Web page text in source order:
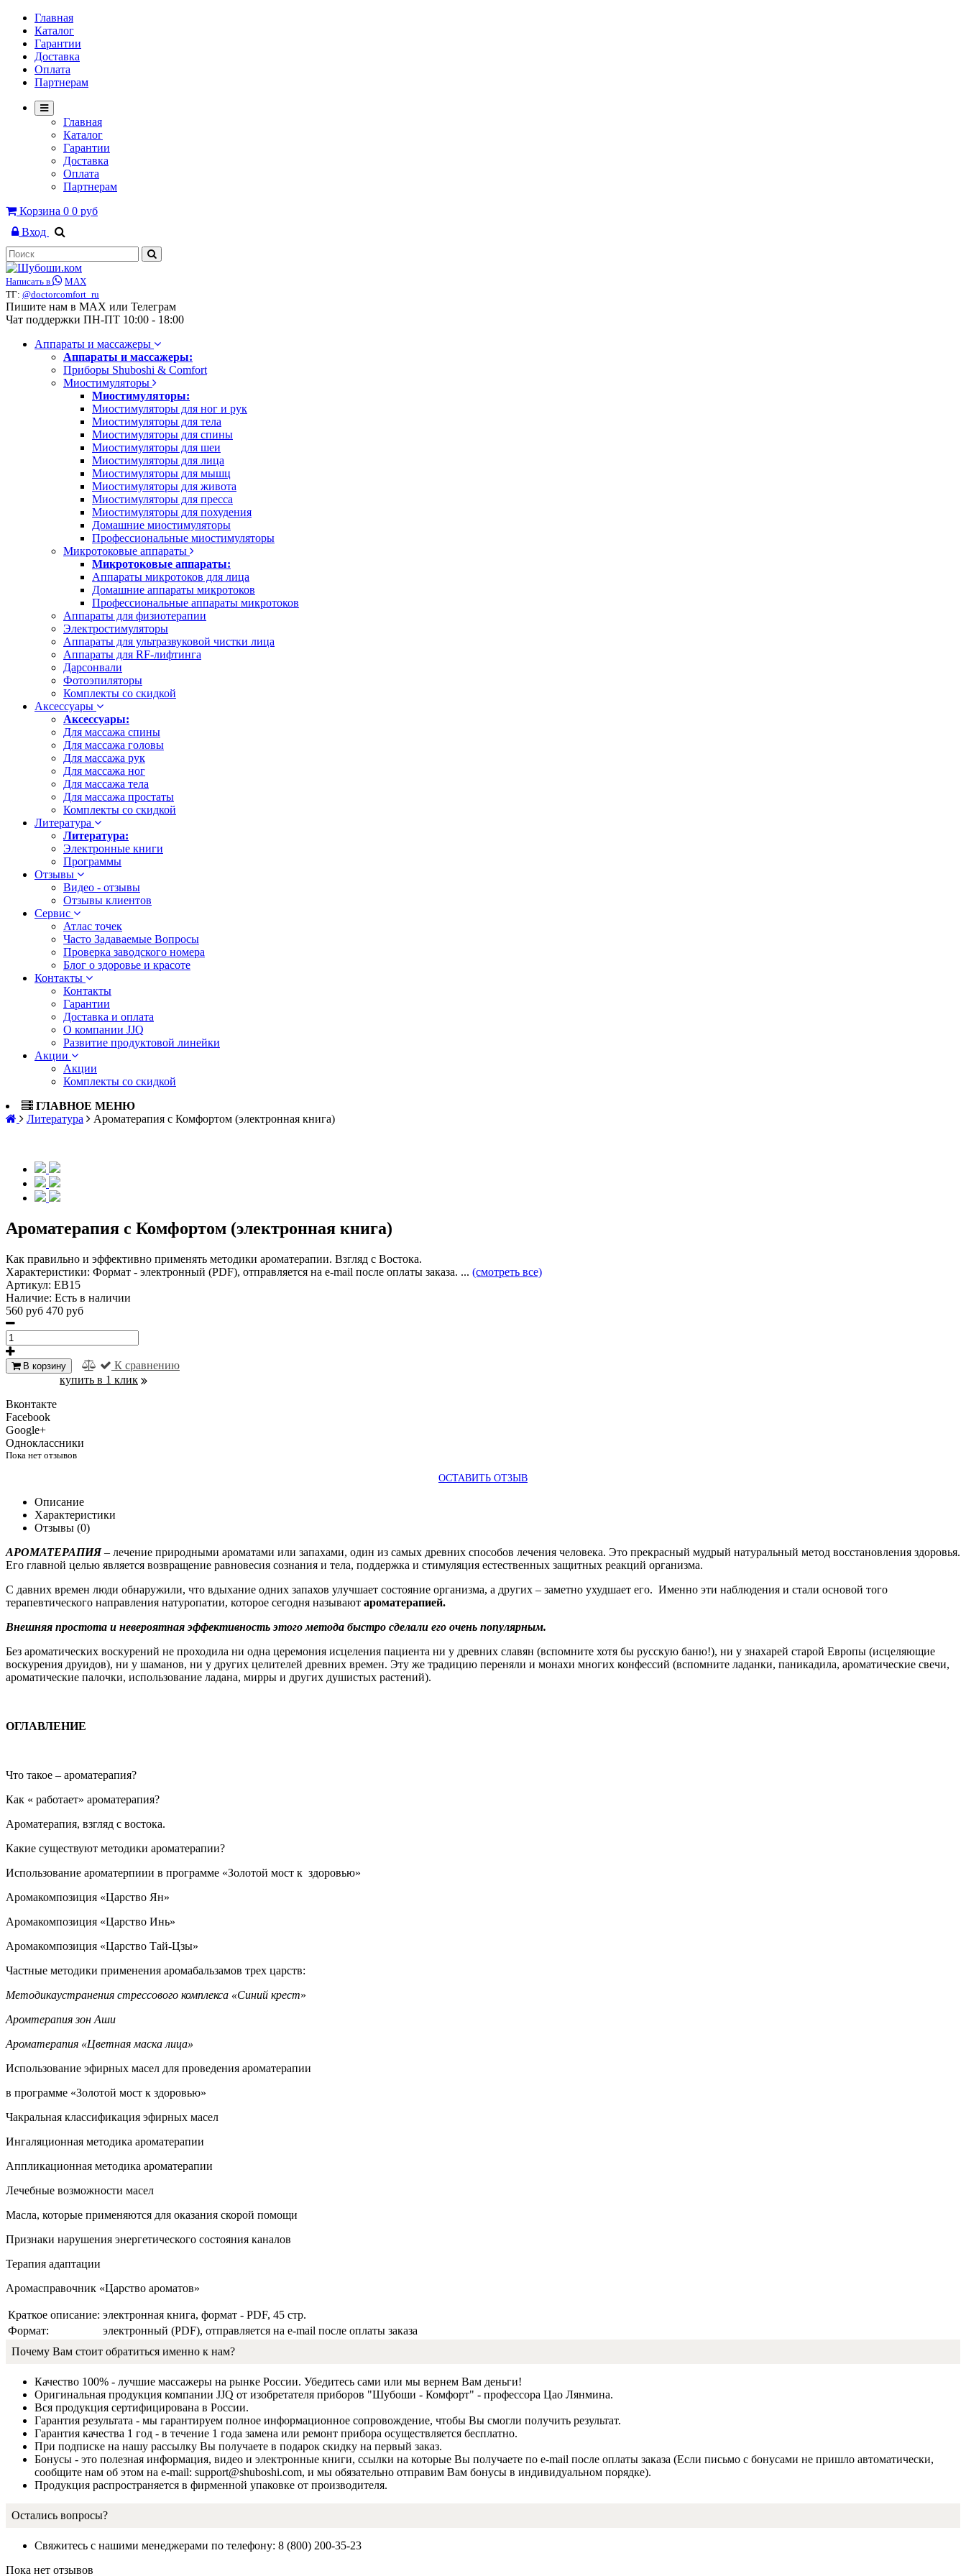
Главная
Каталог
Гарантии
Доставка
Оплата
Партнерам
Главная
Каталог
Гарантии
Доставка
Оплата
Партнерам
Корзина 0 0 руб
Вход
Написать в
MAX
ТГ: @doctorcomfort_ru
Пишите нам в MAX или Телеграм
Чат поддержки ПН-ПТ 10:00 - 18:00
Аппараты и массажеры
Аппараты и массажеры:
Приборы Shuboshi & Comfort
Миостимуляторы
Миостимуляторы:
Миостимуляторы для ног и рук
Миостимуляторы для тела
Миостимуляторы для спины
Миостимуляторы для шеи
Миостимуляторы для лица
Миостимуляторы для мышц
Миостимуляторы для живота
Миостимуляторы для пресса
Миостимуляторы для похудения
Домашние миостимуляторы
Профессиональные миостимуляторы
Микротоковые аппараты
Микротоковые аппараты:
Аппараты микротоков для лица
Домашние аппараты микротоков
Профессиональные аппараты микротоков
Аппараты для физиотерапии
Электростимуляторы
Аппараты для ультразвуковой чистки лица
Аппараты для RF-лифтинга
Дарсонвали
Фотоэпиляторы
Комплекты со скидкой
Аксессуары
Аксессуары:
Для массажа спины
Для массажа головы
Для массажа рук
Для массажа ног
Для массажа тела
Для массажа простаты
Комплекты со скидкой
Литература
Литература:
Электронные книги
Программы
Отзывы
Видео - отзывы
Отзывы клиентов
Сервис
Атлас точек
Часто Задаваемые Вопросы
Проверка заводского номера
Блог о здоровье и красоте
Контакты
Контакты
Гарантии
Доставка и оплата
О компании JJQ
Развитие продуктовой линейки
Акции
Акции
Комплекты со скидкой
ГЛАВНОЕ МЕНЮ
Литература
Ароматерапия с Комфортом (электронная книга)
Ароматерапия с Комфортом (электронная книга)
Как правильно и эффективно применять методики ароматерапии. Взгляд с Востока.
Характеристики: Формат - электронный (PDF), отправляется на e-mail после оплаты заказа. ... (смотреть все)
Артикул: EB15
Наличие: Есть в наличии
560 руб 470 руб
В корзину
К сравнению
купить в 1 клик
Вконтакте
Facebook
Google+
Одноклассники
Пока нет отзывов
ОСТАВИТЬ ОТЗЫВ
Описание
Характеристики
Отзывы (0)
АРОМАТЕРАПИЯ– лечение природными ароматами или запахами, один из самых древних способов лечения человека. Это прекрасный мудрый натуральный метод восстановления здоровья.
Его главной целью является возвращение равновесия сознания и тела, поддержка и стимуляция естественных защитных реакций организма.
С давних времен люди обнаружили, что вдыхание одних запахов улучшает состояние организма, а других – заметно ухудшает его. Именно эти наблюдения и стали основой того
терапевтического направления натуропатии, которое сегодня называют ароматерапией.
Внешняя простота и невероятная эффективность этого метода быстро сделали его очень популярным.
Без ароматических воскурений не проходила ни одна церемония исцеления пациента ни у древних славян (вспомните хотя бы русскую баню!), ни у знахарей старой Европы (исцеляющие
воскурения друидов), ни у шаманов, ни у других целителей древних времен. Эту же традицию переняли и монахи многих конфессий (вспомните ладанки, паникадила, ароматические свечи,
ароматические палочки, использование ладана, мирры и других душистых растений).
ОГЛАВЛЕНИЕ
Что такое – ароматерапия?
Как « работает» ароматерапия?
Ароматерапия, взгляд с востока.
Какие существуют методики ароматерапии?
Использование ароматерпиии в программе «Золотой мост к здоровью»
Аромакомпозиция «Царство Ян»
Аромакомпозиция «Царство Инь»
Аромакомпозиция «Царство Тай-Цзы»
Частные методики применения аромабальзамов трех царств:
Методикаустранения стрессового комплекса «Синий крест»
Аромтерапия зон Аши
Ароматерапия «Цветная маска лица»
Использование эфирных масел для проведения ароматерапии
в программе «Золотой мост к здоровью»
Чакральная классификация эфирных масел
Ингаляционная методика ароматерапии
Аппликационная методика ароматерапии
Лечебные возможности масел
Масла, которые применяются для оказания скорой помощи
Признаки нарушения энергетического состояния каналов
Терапия адаптации
Аромасправочник «Царство ароматов»
Краткое описание: электронная книга, формат - PDF, 45 стр.
Формат:
электронный (PDF), отправляется на e-mail после оплаты заказа
Почему Вам стоит обратиться именно к нам?
Качество 100% - лучшие массажеры на рынке России. Убедитесь сами или мы вернем Вам деньги!
Оригинальная продукция компании JJQ от изобретателя приборов "Шубоши - Комфорт" - профессора Цао Лянмина.
Вся продукция сертифицирована в России.
Гарантия результата - мы гарантируем полное информационное сопровождение, чтобы Вы смогли получить результат.
Гарантия качества 1 год - в течение 1 года замена или ремонт прибора осуществляется бесплатно.
При подписке на нашу рассылку Вы получаете в подарок скидку на первый заказ.
Бонусы - это полезная информация, видео и электронные книги, ссылки на которые Вы получаете по e-mail после оплаты заказа (Если письмо с бонусами не пришло автоматически,
сообщите нам об этом на e-mail: support@shuboshi.com, и мы обязательно отправим Вам бонусы в индивидуальном порядке).
Продукция распространяется в фирменной упаковке от производителя.
Остались вопросы?
Свяжитесь с нашими менеджерами по телефону: 8 (800) 200-35-23
Пока нет отзывов